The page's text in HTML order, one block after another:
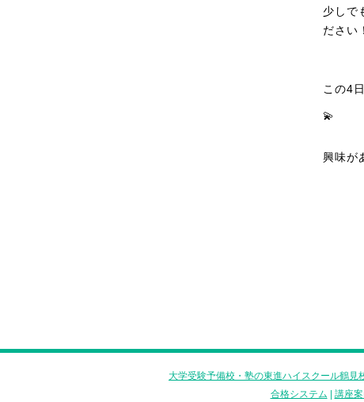
少しで
ださい！
この4
💫
興味が
大学受験予備校・塾の東進ハイスクール鶴見
合格システム
講座